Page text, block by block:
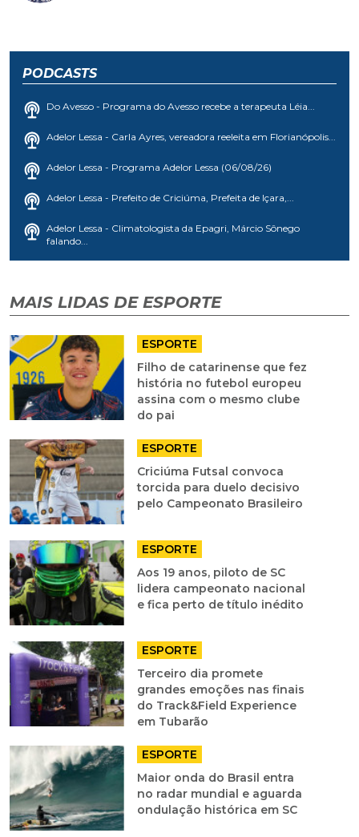
PODCASTS
Do Avesso - Programa do Avesso recebe a terapeuta Léia...
Adelor Lessa - Carla Ayres, vereadora reeleita em Florianópolis...
Adelor Lessa - Programa Adelor Lessa (06/08/26)
Adelor Lessa - Prefeito de Criciúma, Prefeita de Içara,...
Adelor Lessa - Climatologista da Epagri, Márcio Sônego
falando...
MAIS LIDAS DE ESPORTE
ESPORTE
Filho de catarinense que fez
história no futebol europeu
assina com o mesmo clube
do pai
ESPORTE
Criciúma Futsal convoca
torcida para duelo decisivo
pelo Campeonato Brasileiro
ESPORTE
Aos 19 anos, piloto de SC
lidera campeonato nacional
e fica perto de título inédito
ESPORTE
Terceiro dia promete
grandes emoções nas finais
do Track&Field Experience
em Tubarão
ESPORTE
Maior onda do Brasil entra
no radar mundial e aguarda
ondulação histórica em SC